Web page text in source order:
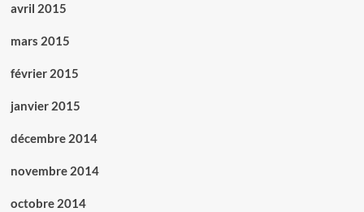
avril 2015
mars 2015
février 2015
janvier 2015
décembre 2014
novembre 2014
octobre 2014